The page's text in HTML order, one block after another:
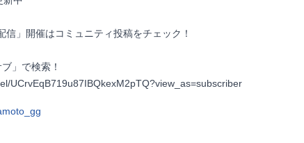
信」開催はコミュニティ投稿をチェック！
」で検索！
UCrvEqB719u87IBQkexM2pTQ?view_as=subscriber